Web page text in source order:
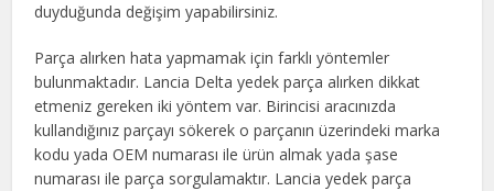
duyduğunda değişim yapabilirsiniz.
Parça alırken hata yapmamak için farklı yöntemler
bulunmaktadır. Lancia Delta yedek parça alırken dikkat
etmeniz gereken iki yöntem var. Birincisi aracınızda
kullandığınız parçayı sökerek o parçanın üzerindeki marka
kodu yada OEM numarası ile ürün almak yada şase
numarası ile parça sorgulamaktır. Lancia yedek parça